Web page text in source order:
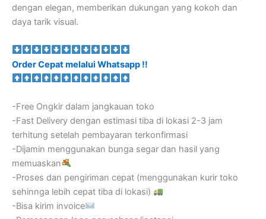
dengan elegan, memberikan dukungan yang kokoh dan
daya tarik visual.
Order Cepat melalui Whatsapp !!
-Free Ongkir dalam jangkauan toko
-Fast Delivery dengan estimasi tiba di lokasi 2-3 jam
terhitung setelah pembayaran terkonfirmasi
-Dijamin menggunakan bunga segar dan hasil yang
memuaskan
-Proses dan pengiriman cepat (menggunakan kurir toko
sehinnga lebih cepat tiba di lokasi)
-Bisa kirim invoice